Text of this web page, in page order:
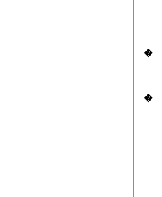
�
�